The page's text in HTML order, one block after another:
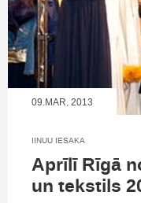
09.MAR, 2013
IINUU IESAKA
Aprīlī Rīgā
un tekstils